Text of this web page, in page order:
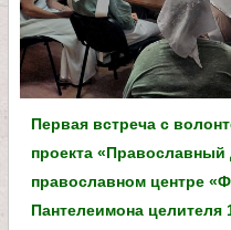
м
у
чПервая встреча с
проекта
православном центре
Пантелеимона целителя